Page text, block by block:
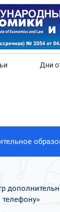
Дни
Нет